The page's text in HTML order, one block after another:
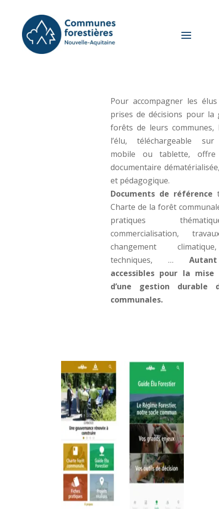
Pour accompagner les
prises de décisions pour la
forêts de leurs communes,
l’élu, téléchargeable
mobile ou tablette,
documentaire
et pédagogique.
Documents de référence
Charte de la forêt
pratiques
commercialisation,
changement
techniques, …
accessibles pour la mise
d’une gestion durable
communales.